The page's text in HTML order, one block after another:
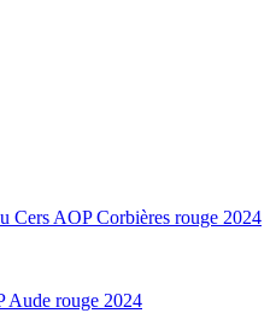
Cers AOP Corbières rouge 2024
Aude rouge 2024